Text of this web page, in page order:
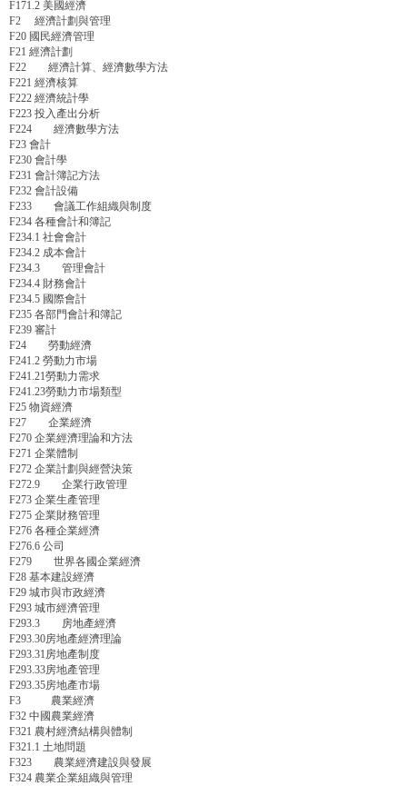
F171.2 美國經濟
F2 經濟計劃與管理
F20 國民經濟管理
F21 經濟計劃
F22 經濟計算、經濟數學方法
F221 經濟核算
F222 經濟統計學
F223 投入產出分析
F224 經濟數學方法
F23 會計
F230 會計學
F231 會計簿記方法
F232 會計設備
F233 會議工作組織與制度
F234 各種會計和簿記
F234.1 社會會計
F234.2 成本會計
F234.3 管理會計
F234.4 財務會計
F234.5 國際會計
F235 各部門會計和簿記
F239 審計
F24 勞動經濟
F241.2 勞動力市場
F241.21勞動力需求
F241.23勞動力市場類型
F25 物資經濟
F27 企業經濟
F270 企業經濟理論和方法
F271 企業體制
F272 企業計劃與經營決策
F272.9 企業行政管理
F273 企業生產管理
F275 企業財務管理
F276 各種企業經濟
F276.6 公司
F279 世界各國企業經濟
F28 基本建設經濟
F29 城市與市政經濟
F293 城市經濟管理
F293.3 房地產經濟
F293.30房地產經濟理論
F293.31房地產制度
F293.33房地產管理
F293.35房地產市場
F3 農業經濟
F32 中國農業經濟
F321 農村經濟結構與體制
F321.1 土地問題
F323 農業經濟建設與發展
F324 農業企業組織與管理